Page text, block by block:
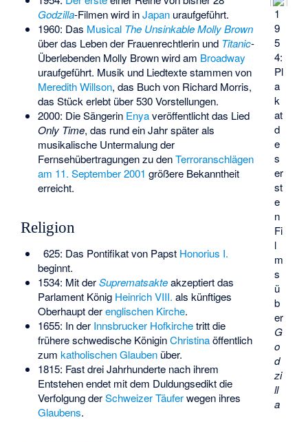
1
9
5
4:
Pl
a
k
at
d
e
s
er
st
e
n
Fi
l
m
s
ü
b
er
G
o
d
zi
ll
a
Godzilla-Filmen wird inJapanuraufgeführt.
1960: Das Musical The Unsinkable Molly Brown
über das Leben der Frauenrechtlerin und Titanic-
Überlebenden Molly Brownwird am Broadway
uraufgeführt. Musik und Liedtexte stammen von
Meredith Willson, das Buch von Richard Morris,
das Stück erlebt über 530 Vorstellungen.
2000: Die Sängerin Enyaveröffentlicht das Lied
Only Time, das rund ein Jahr später als
musikalische Untermalung der
Fernsehübertragungen zu denTerroranschlägen
am 11. September 2001 größere Bekanntheit
erreicht.
Religion
625: Das Pontifikat von Papst Honorius I.
beginnt.
1534: Mit derSuprematsakteakzeptiert das
Parlament König Heinrich VIII. als künftiges
Oberhaupt derenglischen Kirche.
1655: In der Innsbrucker Hofkirchetritt die
frühere schwedische KöniginChristinaöffentlich
zum katholischen Glaubenüber.
1815: Fast drei Jahrhunderte nach ihrem
Entstehen endet mit dem Duldungsedikt die
Verfolgung derSchweizer Täuferwegen ihres
Glaubens.